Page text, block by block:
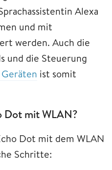
Alexa
und mit
werden. Auch die
und die Steuerung
ist somit
Dot mit WLAN?
Dot mit dem WLAN
Schritte: